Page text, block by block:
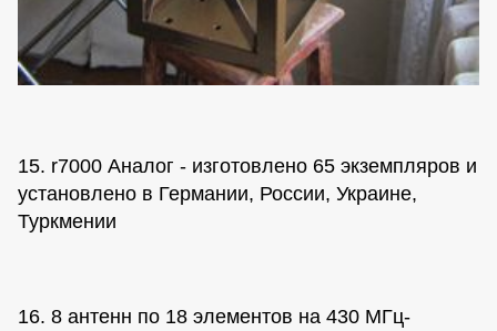
15. r7000 Аналог - изготовлено 65 экземпляров и
установлено в Германии, России, Украине,
Туркмении
16. 8 антенн по 18 элементов на 430 МГц-